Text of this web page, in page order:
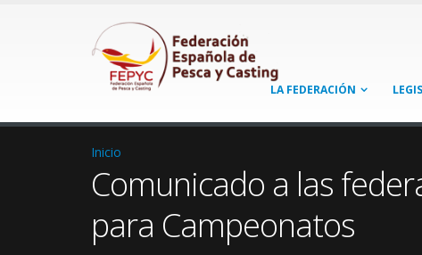
LA FEDERACIÓN
Inicio
Comunicado a las
para Campeonatos